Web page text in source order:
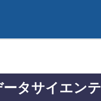
ータサイエン